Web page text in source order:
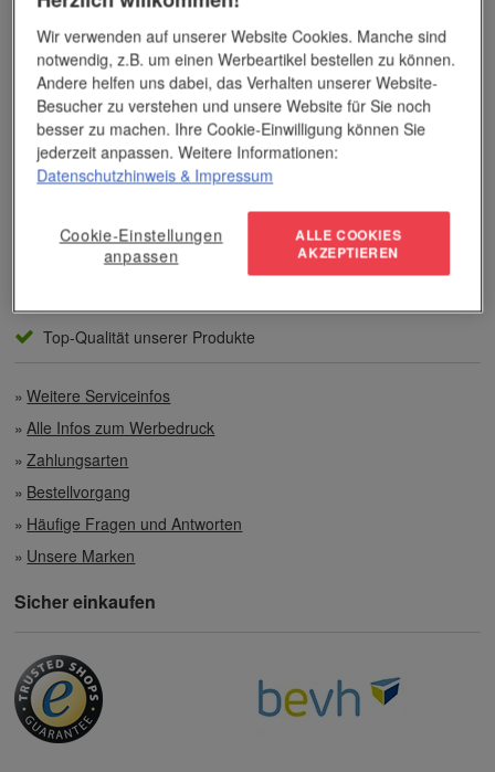
Bereich der Werbemittelveredelung und im Werbeartikel-Markt.
Dieses Wissen kommt unseren Kunden tagtäglich zugute,
insbesondere wenn es um professionellenWerbedruckund
andere Veredelungsverfahren geht.
Unser Service
Individuelle Beratung
Zahlen per Rechnung
Top-Qualität unserer Produkte
Weitere Serviceinfos
Alle Infos zum Werbedruck
Zahlungsarten
Bestellvorgang
Häufige Fragen und Antworten
Unsere Marken
Sicher einkaufen
Wir verwenden auf unserer Website Cookies. Manche sind
notwendig, z.B. um einen Werbeartikel bestellen zu können.
Andere helfen uns dabei, das Verhalten unserer Website-
Besucher zu verstehen und unsere Website für Sie noch
besser zu machen. Ihre Cookie-Einwilligung können Sie
jederzeit anpassen. Weitere Informationen:
Datenschutzhinweis & Impressum
Cookie-Einstellungen
anpassen
ALLE COOKIES
AKZEPTIEREN